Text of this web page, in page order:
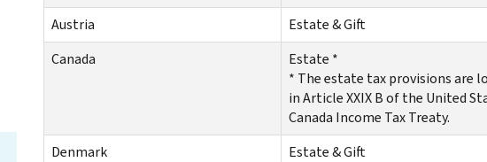
Austria
Estate & Gift
Canada
Estate *
* The estate tax provisions are
in Article XXIX B of the United
Canada Income Tax Treaty.
Denmark
Estate & Gift